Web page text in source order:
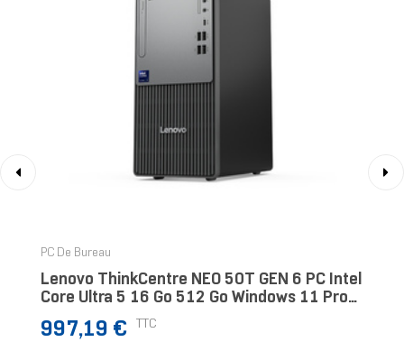
PC De Bureau
Lenovo ThinkCentre NEO 50T GEN 6 PC Intel
Core Ultra 5 16 Go 512 Go Windows 11 Pro
Prix
997,19 € TTC